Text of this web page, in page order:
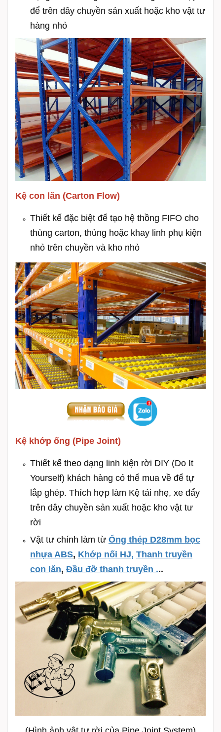
để trên dây chuyền sản xuất hoặc kho vật tư
hàng nhỏ
Kệ con lăn (Carton Flow)
Thiết kế đặc biệt để tạo hệ thồng FIFO cho
thùng carton, thùng hoặc khay linh phụ kiện
nhỏ trên chuyền và kho nhỏ
Kệ khớp ống (Pipe Joint)
Thiết kế theo dạng linh kiện rời DIY (Do It
Yourself) khách hàng có thể mua về để tự
lắp ghép. Thích hợp làm Kệ tải nhẹ, xe đẩy
trên dây chuyền sản xuất hoặc kho vật tư
rời
Vật tư chính làm từ Ống thép D28mm bọc
nhựa ABS, Khớp nối HJ, Thanh truyền
con lăn, Đầu đỡ thanh truyền ...